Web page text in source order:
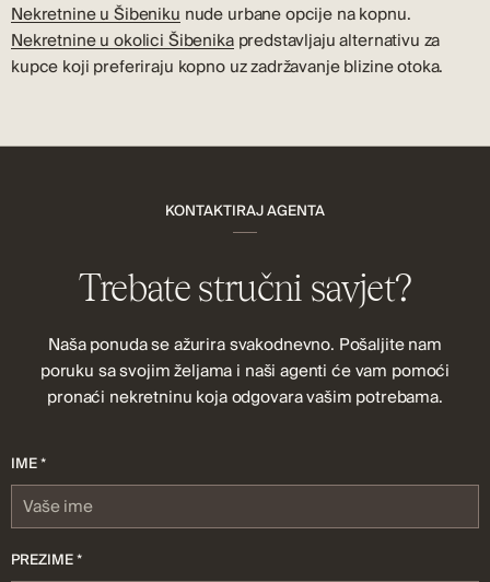
Nekretnine u Šibeniku nude urbane opcije na kopnu.
Nekretnine u okolici Šibenikapredstavljaju alternativu za
kupce koji preferiraju kopno uz zadržavanje blizine otoka.
KONTAKTIRAJ AGENTA
Trebate stručni savjet?
Naša ponuda se ažurira svakodnevno. Pošaljite nam
poruku sa svojim željama i naši agenti će vam pomoći
pronaći nekretninu koja odgovara vašim potrebama.
IME *
PREZIME *